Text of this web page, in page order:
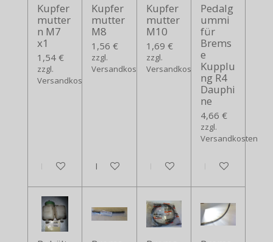
Kupfer
mutter
n M7
x1
1,54 €
zzgl.
Versandkosten
In den Warenkorb
Kupfer
mutter
M8
1,56 €
zzgl.
Versandkosten
In den Warenkorb
Kupfer
mutter
M10
1,69 €
zzgl.
Versandkosten
In den Warenkorb
Pedalg
ummi
für
Brems
e
Kupplu
ng R4
Dauphi
ne
4,66 €
zzgl.
Versandkosten
In den